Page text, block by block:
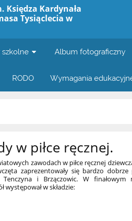
Księdza Kardynała
Tysiąclecia w
Album fotograficzny
RODO Wymagania
w piłce ręcznej.
zawodach w piłce ręcznej
zaprezentowały się bardzo
i Brzączowic. W finałowym
występował w składzie: